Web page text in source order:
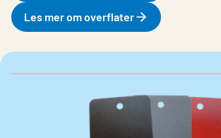
Les mer om overflater